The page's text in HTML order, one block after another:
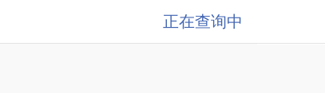
正在查询中